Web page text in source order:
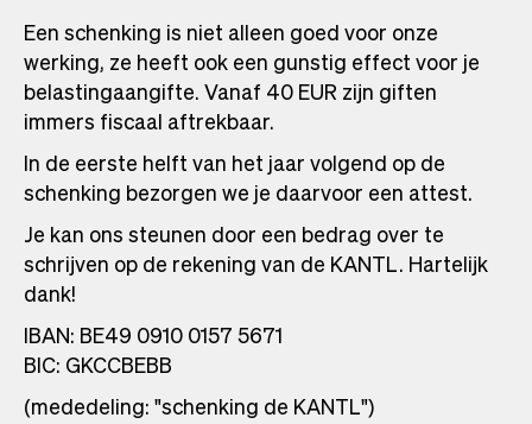
Een schenking is niet alleen goed voor onze
werking, ze heeft ook een gunstig effect voor je
belastingaangifte. Vanaf 40 EUR zijn giften
immers fiscaal aftrekbaar.
In de eerste helft van het jaar volgend op de
schenking bezorgen we je daarvoor een attest.
Je kan ons steunen door een bedrag over te
schrijven op de rekening van de KANTL. Hartelijk
dank!
IBAN: BE49 0910 0157 5671
BIC: GKCCBEBB
(mededeling: "schenking de KANTL")